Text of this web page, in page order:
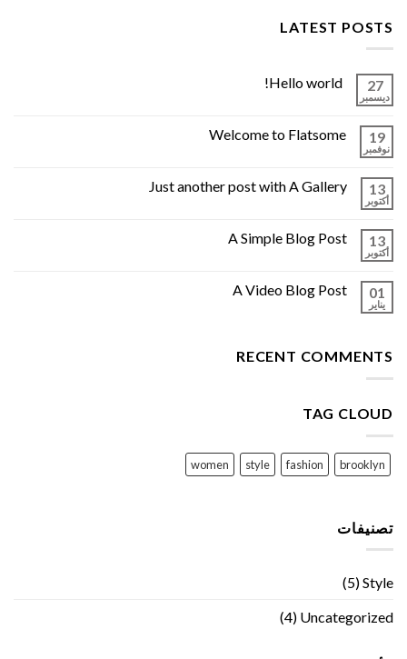
LATEST POSTS
27
ديسمبر
Hello world!
19
نوفمبر
Welcome to Flatsome
13
أكتوبر
Just another post with A Gallery
13
أكتوبر
A Simple Blog Post
01
يناير
A Video Blog Post
RECENT COMMENTS
TAG CLOUD
brooklyn
fashion
style
women
تصنيفات
Style
(5)
Uncategorized
(4)